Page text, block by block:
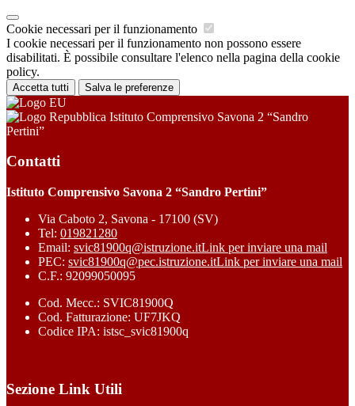
Cookie necessari per il funzionamento
I cookie necessari per il funzionamento non possono essere
disabilitati. È possibile consultare l'elenco nella pagina della cookie
policy.
Accetta tutti Salva le preferenze
Istituto Comprensivo Savona 2 “Sandro
Pertini”
Contatti
Istituto Comprensivo Savona 2 “Sandro Pertini”
Via Caboto 2, Savona - 17100 (SV)
Tel: 019821280
Email: svic81900q@istruzione.itLink per inviare una mail
PEC: svic81900q@pec.istruzione.itLink per inviare una mail
C.F.: 92099050095
Cod. Mecc.: SVIC81900Q
Cod. Fatturazione: UF7JKQ
Codice IPA: istsc_svic81900q
Sezione Link Utili